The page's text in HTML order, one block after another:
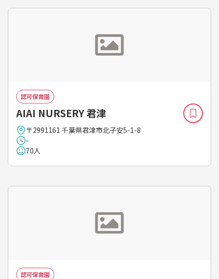
認可保育園
AIAI NURSERY 君津
〒2991161 千葉県君津市北子安5-1-8
-
70人
認可保育園